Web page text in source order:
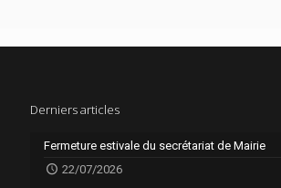
Derniers articles
Fermeture estivale du secrétariat de Mairie
22/07/2026